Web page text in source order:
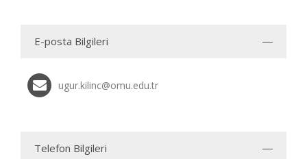
E-posta Bilgileri
ugur.kilinc@omu.edu.tr
Telefon Bilgileri